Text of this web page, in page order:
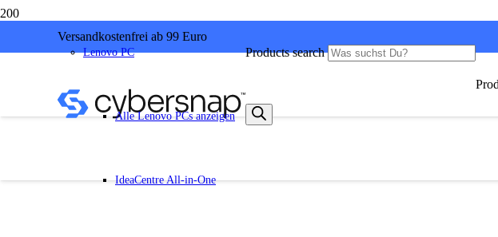
Versandkostenfrei ab 99 Euro
Products search
Lenovo PC
Alle Lenovo PCs anzeigen
IdeaCentre All-in-One